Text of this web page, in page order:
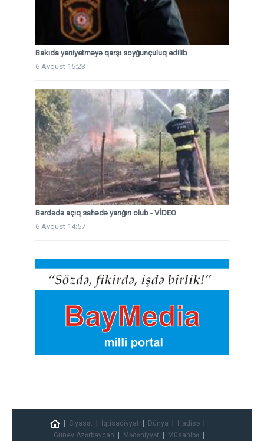
Bakıda yeniyetməyə qarşı soyğunçuluq edilib
6 Avqust 15:23
Bərdədə açıq sahədə yanğın olub - VİDEO
6 Avqust 14:57
Siyasət İqtisadiyyat Dünya
Hadisə
Güney Azərbaycan
Mədəniyyət Müsahibə